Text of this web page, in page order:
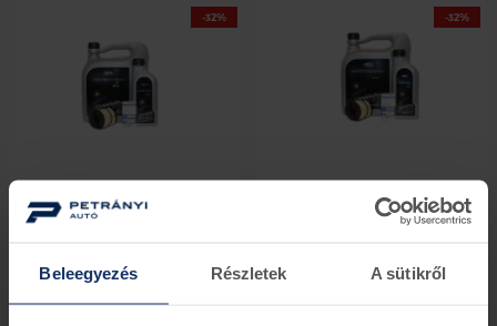
Beleegyezés Részletek A sütikről
-32%
Ford olajcsomag bronz
kategória, 2,0 diesel
1 darab készleten
40.164 Ft27.354 Ft
-32%
Ford Focus olajcsomag
bronz kategória, 2,0 diesel
2 darab készleten